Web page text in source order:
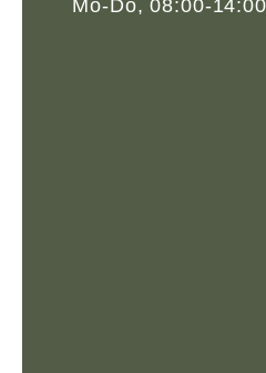
Mo-Do, 08:00-